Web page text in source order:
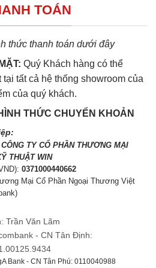
TOÁN
thức thanh toán dưới đây
Quý Khách hàng có thể
tất cả hệ thống showroom của
của quý khách.
THỨC CHUYỂN KHOẢN
CÔNG TY CỔ PHẦN THƯƠNG MẠI
THUẬT WIN
0371000440662
Mại Cổ Phần Ngoại Thương Việt
Trần Văn Lãm
- CN Tân Định:
Bank - CN Tân Phú: 0110040988